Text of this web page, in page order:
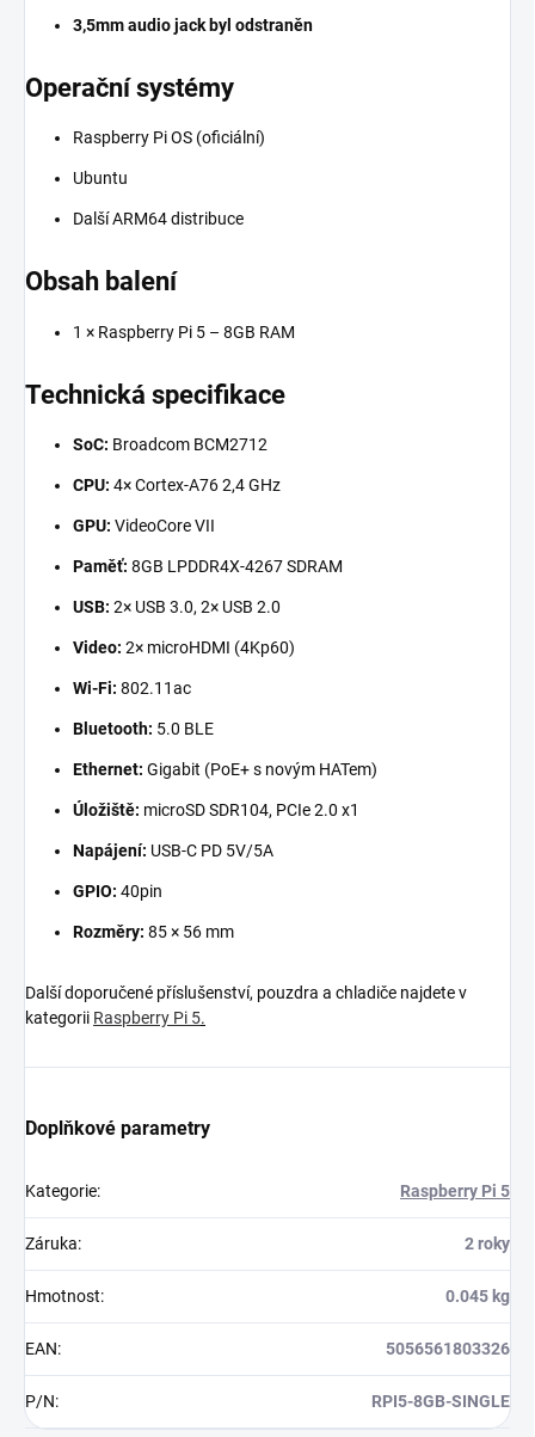
3,5mm audio jack byl odstraněn
Operační systémy
Raspberry Pi OS (oficiální)
Ubuntu
Další ARM64 distribuce
Obsah balení
1 × Raspberry Pi 5 – 8GB RAM
Technická specifikace
SoC: Broadcom BCM2712
CPU: 4× Cortex-A76 2,4 GHz
GPU: VideoCore VII
Paměť: 8GB LPDDR4X-4267 SDRAM
USB: 2× USB 3.0, 2× USB 2.0
Video: 2× microHDMI (4Kp60)
Wi-Fi: 802.11ac
Bluetooth: 5.0 BLE
Ethernet: Gigabit (PoE+ s novým HATem)
Úložiště: microSD SDR104, PCIe 2.0 x1
Napájení: USB-C PD 5V/5A
GPIO: 40pin
Rozměry: 85 × 56 mm
Další doporučené příslušenství, pouzdra a chladiče najdete v
kategorii Raspberry Pi 5.
Doplňkové parametry
Kategorie: Raspberry Pi 5
Záruka: 2 roky
Hmotnost: 0.045 kg
EAN: 5056561803326
P/N: RPI5-8GB-SINGLE